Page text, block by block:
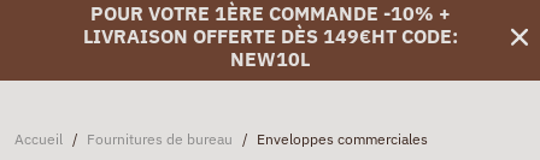
POUR VOTRE 1ÈRE COMMANDE -10% +
LIVRAISON OFFERTE DÈS 149€HT CODE:
NEW10L
Accueil / Fournitures de bureau / Enveloppes commerciales